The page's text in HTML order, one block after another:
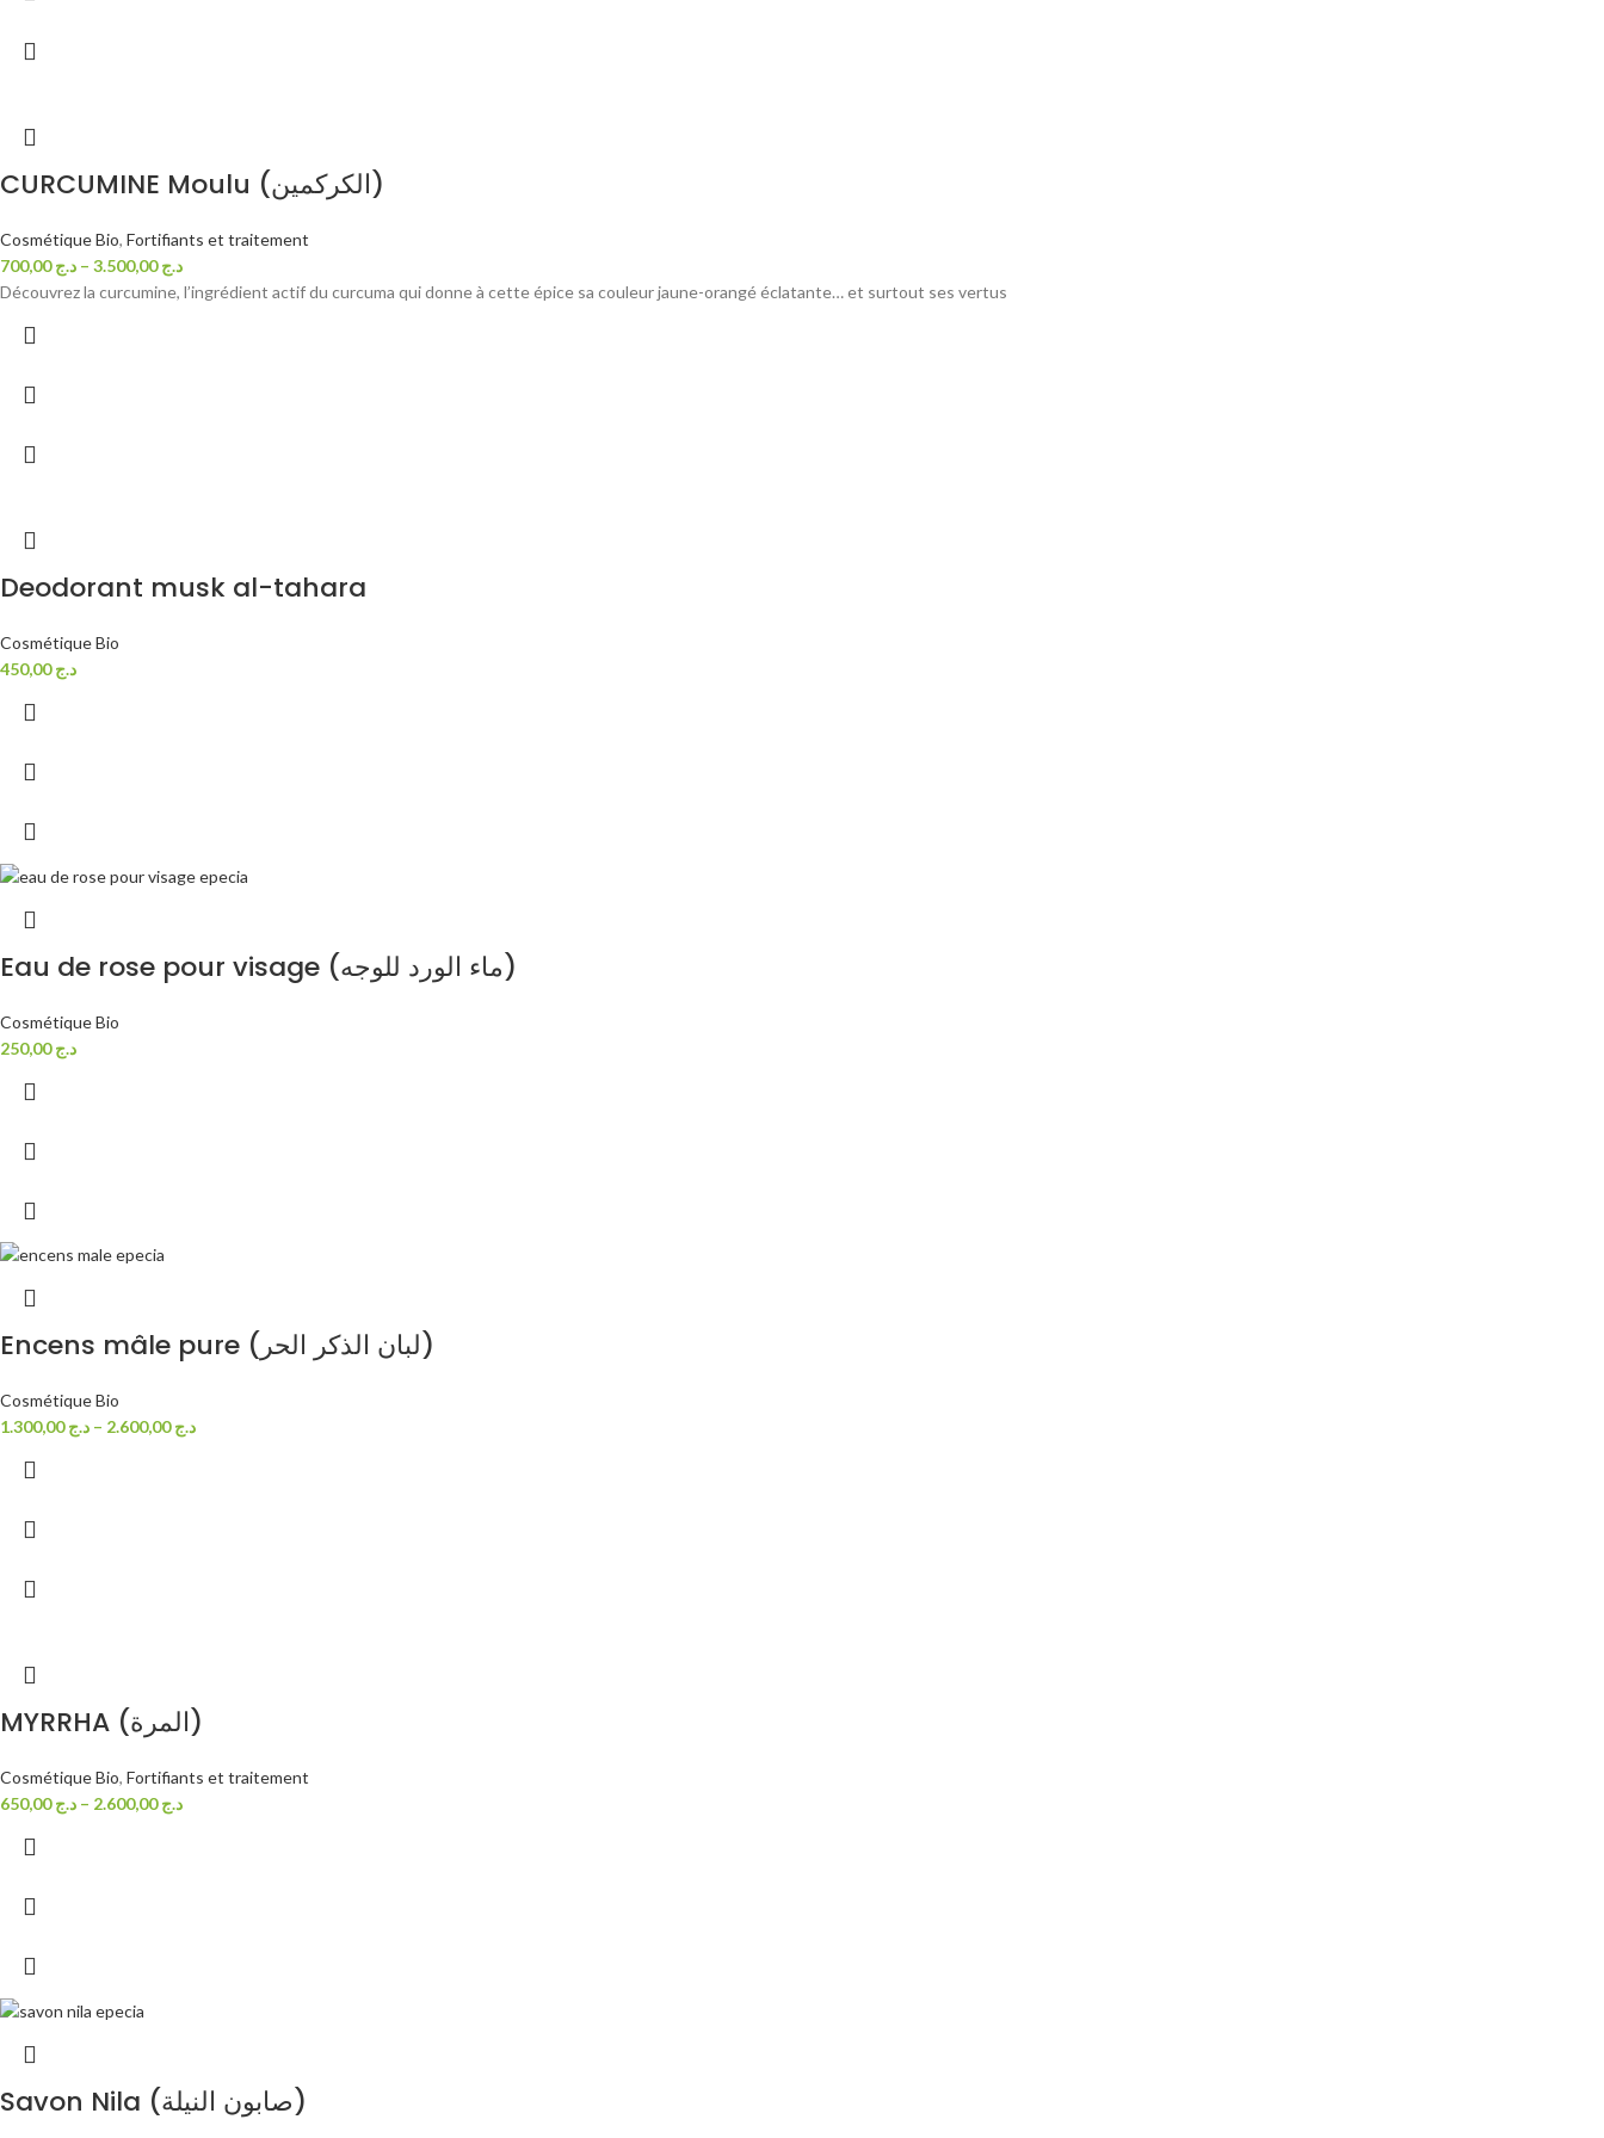
CURCUMINE Moulu (الكركمين)
Cosmétique Bio, Fortifiants et traitement
د.ج700,00 – د.ج3.500,00
Découvrez la curcumine, l’ingrédient actif du curcuma qui donne à cette épice sa couleur jaune-orangé éclatante… et surtout ses vertus
Deodorant musk al-tahara
Cosmétique Bio
د.ج450,00
Eau de rose pour visage (ماء الورد للوجه)
Cosmétique Bio
د.ج250,00
Encens mâle pure (لبان الذكر الحر)
Cosmétique Bio
د.ج1.300,00 – د.ج2.600,00
MYRRHA (المرة)
Cosmétique Bio, Fortifiants et traitement
د.ج650,00 – د.ج2.600,00
Savon Nila (صابون النيلة)